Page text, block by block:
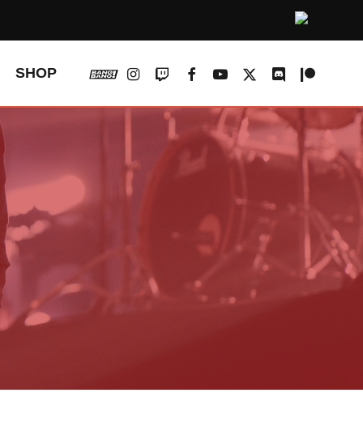
SHOP vk instagram
twitchfacebookyoutube
x-
discordpatreon